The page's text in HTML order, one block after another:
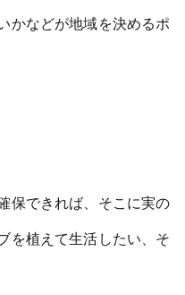
かなどが地域を決めるポ
保できれば、そこに実の
を植えて生活したい、そ